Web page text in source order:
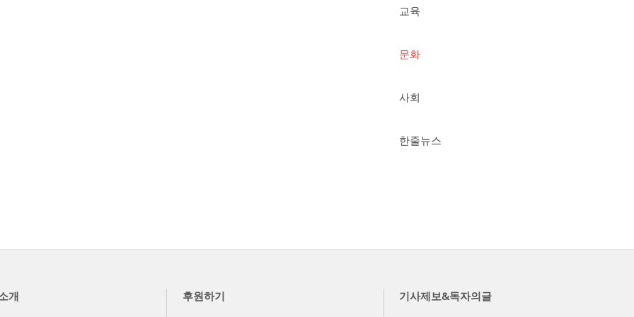
교육
문화
사회
한줄뉴스
개 후원하기 기사제보&독자의글